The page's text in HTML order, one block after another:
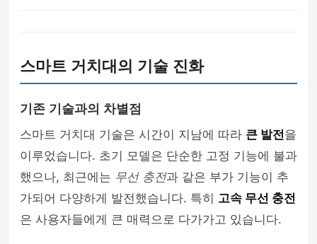
다용도 일상용 거치대
셀카봉 & 블루투스리모컨
스마트 거치대의 기술 진화
기존 기술과의 차별점
스마트 거치대 기술은 시간이 지남에 따라 큰 발전을
이루었습니다. 초기 모델은 단순한 고정 기능에 불과
했으나, 최근에는 무선 충전과 같은 부가 기능이 추
가되어 다양하게 발전했습니다. 특히 고속 무선 충전
은 사용자들에게 큰 매력으로 다가가고 있습니다.